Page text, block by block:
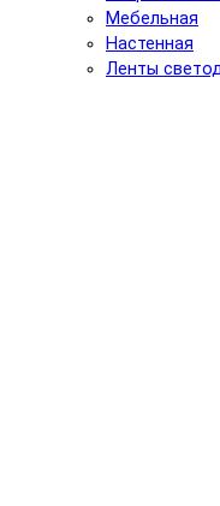
Мебельная
Настенная
Ленты